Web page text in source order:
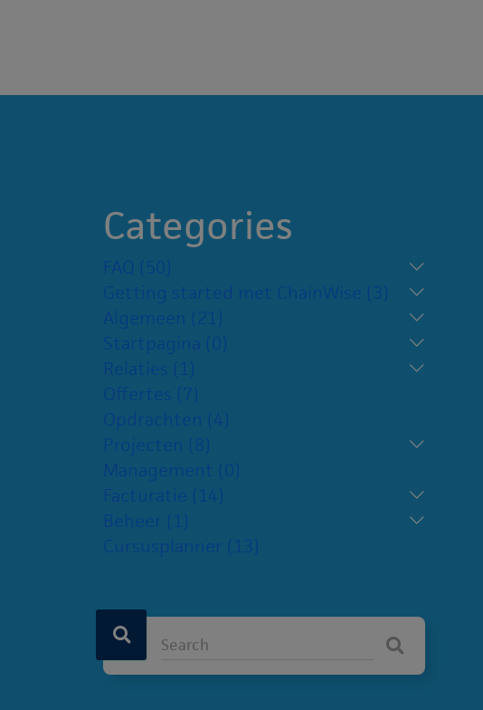
Categories
FAQ (50)
Getting started met ChainWise (3)
Algemeen (21)
Startpagina (0)
Relaties (1)
Offertes (7)
Opdrachten (4)
Projecten (8)
Management (0)
Facturatie (14)
Beheer (1)
Cursusplanner (13)